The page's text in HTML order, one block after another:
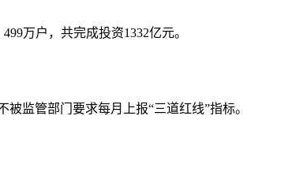
万户，共完成投资1332亿元。
监管部门要求每月上报“三道红线”指标。